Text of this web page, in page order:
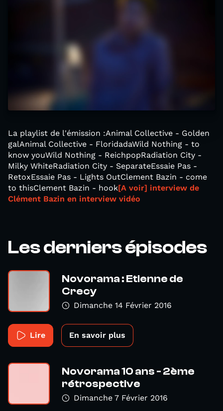
La playlist de l'émission :Animal Collective - Golden
galAnimal Collective - FloridadaWild Nothing - to
know youWild Nothing - ReichpopRadiation City -
Milky WhiteRadiation City - SeparateEssaie Pas -
RetoxEssaie Pas - Lights OutClement Bazin - come
to thisClement Bazin - hook[A voir] interview de
Clément Bazin en interview vidéo
Les derniers épisodes
Novorama : Etienne de
Crecy
Dimanche 14 Février 2016
Lire En savoir plus
Novorama 10 ans - 2ème
rétrospective
Dimanche 7 Février 2016